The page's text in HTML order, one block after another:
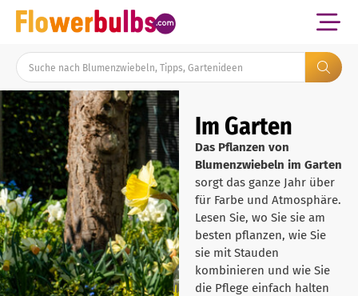
Im Garten
Das Pflanzen von
Blumenzwiebeln im Garten
sorgt das ganze Jahr über
für Farbe und Atmosphäre.
Lesen Sie, wo Sie sie am
besten pflanzen, wie Sie
sie mit Stauden
kombinieren und wie Sie
die Pflege einfach halten